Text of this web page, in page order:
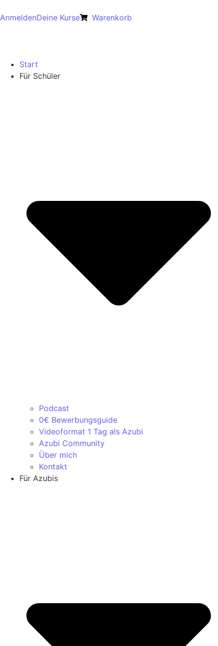
AnmeldenDeine Kurse Warenkorb
Start
Für Schüler
Podcast
0€ Bewerbungsguide
Videoformat 1 Tag als Azubi
Azubi Community
Über mich
Kontakt
Für Azubis